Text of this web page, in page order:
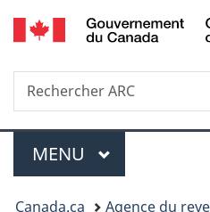
Recherche
Rechercher
ARC
Menu
MENU PRINCIPAL
Vous
Canada.ca
Agence du